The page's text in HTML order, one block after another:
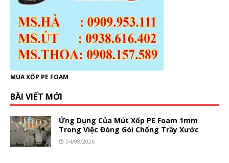
MUA XỐP PE FOAM
BÀI VIẾT MỚI
Ứng Dụng Của Mút Xốp PE Foam 1mm
Trong Việc Đóng Gói Chống Trầy Xước
04/08/2026